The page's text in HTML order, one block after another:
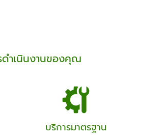
ดำเนินงานของคุณ
บริการมาตรฐาน